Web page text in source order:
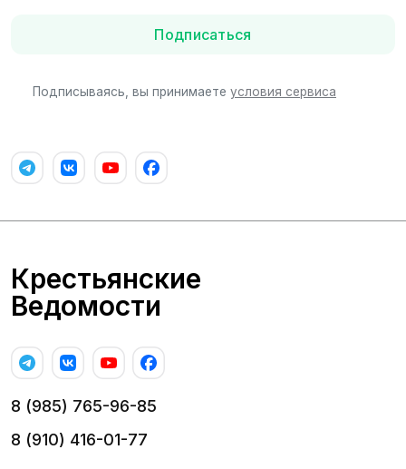
Подписаться
Подписываясь, вы принимаете условия сервиса
Крестьянские
Ведомости
8 (985) 765-96-85
8 (910) 416-01-77